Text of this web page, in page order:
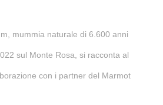
mummia naturale di 6.600 anni
sul Monte Rosa, si racconta al
con i partner del Marmot